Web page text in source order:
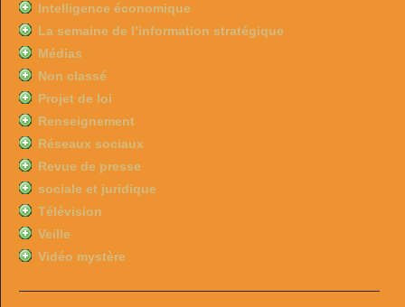
Intelligence économique
La semaine de l’information stratégique
Médias
Non classé
Projet de loi
Renseignement
Réseaux sociaux
Revue de presse
sociale et juridique
Télévision
Veille
Vidéo mystère